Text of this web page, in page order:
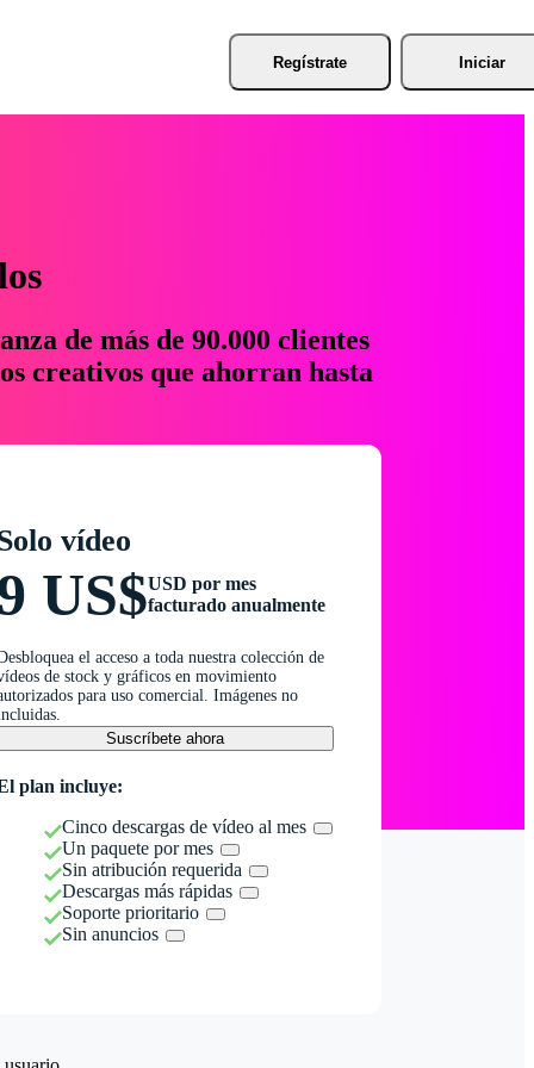
Regístrate Iniciar
de más de 90.000 clientes
creativos que ahorran hasta
vídeo
US$USD por mes
facturado anualmente
el acceso a toda nuestra colección de
de stock y gráficos en movimiento
para uso comercial. Imágenes no
Suscríbete ahora
plan incluye:
Cinco descargas de vídeo al mes
Un paquete por mes
Sin atribución requerida
Descargas más rápidas
Soporte prioritario
Sin anuncios